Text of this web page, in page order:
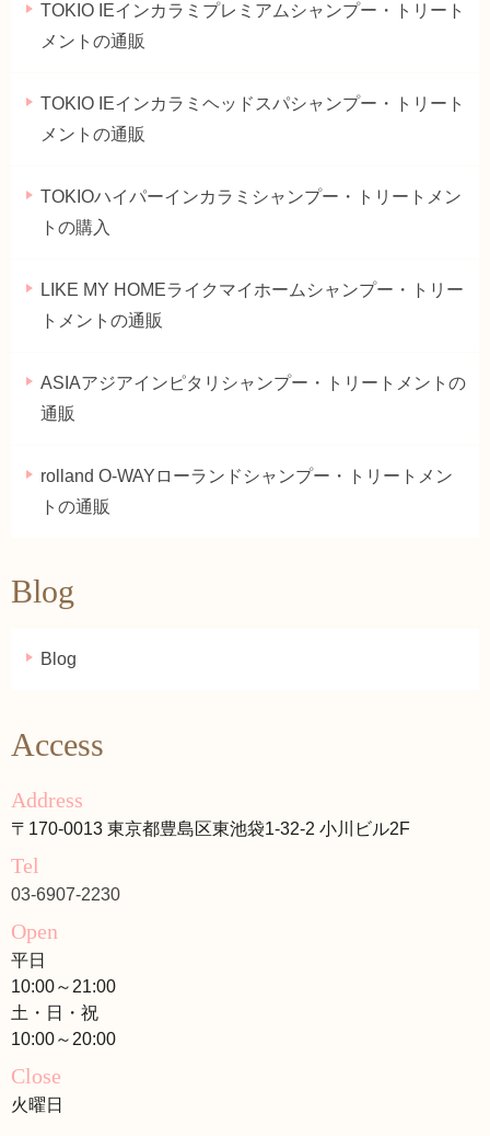
TOKIO IEインカラミプレミアムシャンプー・トリート
メントの通販
TOKIO IEインカラミヘッドスパシャンプー・トリート
メントの通販
TOKIOハイパーインカラミシャンプー・トリートメン
トの購入
LIKE MY HOMEライクマイホームシャンプー・トリー
トメントの通販
ASIAアジアインピタリシャンプー・トリートメントの
通販
rolland O-WAYローランドシャンプー・トリートメン
トの通販
Blog
Blog
Access
Address
〒170-0013 東京都豊島区東池袋1-32-2 小川ビル2F
Tel
03-6907-2230
Open
平日
10:00～21:00
土・日・祝
10:00～20:00
Close
火曜日